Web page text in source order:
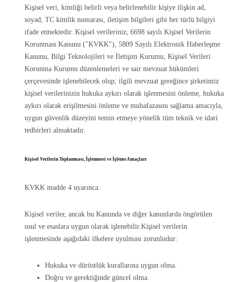
Kişisel veri, kimliği belirli veya belirlenebilir kişiye ilişkin ad,
soyad, TC kimlik numarası, iletişim bilgileri gibi her türlü bilgiyi
ifade etmektedir. Kişisel verileriniz; 6698 sayılı Kişisel Verilerin
Korunması Kanunu ("KVKK"), 5809 Sayılı Elektronik Haberleşme
Kanunu, Bilgi Teknolojileri ve İletişim Kurumu, Kişisel Verileri
Korunma Kurumu düzenlemeleri ve sair mevzuat hükümleri
çerçevesinde işlenebilecek olup; ilgili mevzuat gereğince şirketimiz
kişisel verilerinizin hukuka aykırı olarak işlenmesini önleme, hukuka
aykırı olarak erişilmesini önleme ve muhafazasını sağlama amacıyla,
uygun güvenlik düzeyini temin etmeye yönelik tüm teknik ve idari
tedbirleri almaktadır.
Kişisel Verilerin Toplanması, İşlenmesi ve İşleme Amaçları
KVKK madde 4 uyarınca:
Kişisel veriler, ancak bu Kanunda ve diğer kanunlarda öngörülen
usul ve esaslara uygun olarak işlenebilir.Kişisel verilerin
işlenmesinde aşağıdaki ilkelere uyulması zorunludur:
Hukuka ve dürüstlük kurallarına uygun olma.
Doğru ve gerektiğinde güncel olma.